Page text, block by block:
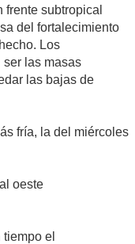
frente subtropical
del fortalecimiento
Los
las masas
las bajas de
fría, la del miércoles
oeste
el